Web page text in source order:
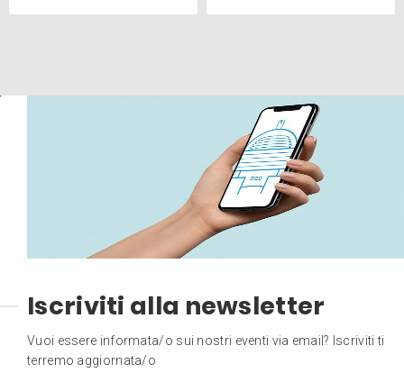
Iscriviti alla newsletter
Vuoi essere informata/o sui nostri eventi via email? Iscriviti ti
terremo aggiornata/o